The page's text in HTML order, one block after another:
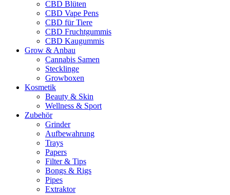
CBD Blüten
CBD Vape Pens
CBD für Tiere
CBD Fruchtgummis
CBD Kaugummis
Grow & Anbau
Cannabis Samen
Stecklinge
Growboxen
Kosmetik
Beauty & Skin
Wellness & Sport
Zubehör
Grinder
Aufbewahrung
Trays
Papers
Filter & Tips
Bongs & Rigs
Pipes
Extraktor